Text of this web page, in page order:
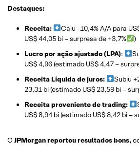
Destaques:
Receita:
Caiu -10,4% A/A para
US$ 44,05 bi – surpresa de +3,7%
)
Lucro por ação ajustado (LPA):
US$ 4,96 (estimado US$ 4,47 –
Receita Líquida de juros:
Subiu
23,31 bi (estimado US$ 23,59 bi –
Receita proveniente de trading:
US$ 8,94 bi (estimado US$ 8,42 bi –
OJPMorgan reportou resultados bons,